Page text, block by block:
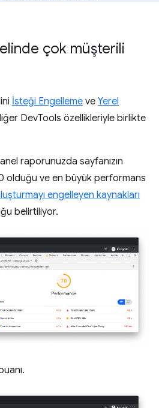
çok müşterili
İsteği Engelleme ve Yerel
DevTools özellikleriyle birlikte
raporunuzda sayfanızın
olduğu ve en büyük performans
engelleyen kaynakları
belirtiliyor.